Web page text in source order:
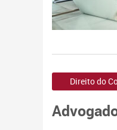
Direito do